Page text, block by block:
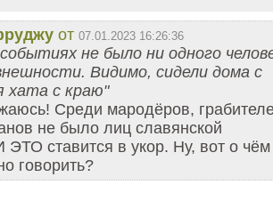
от 07.01.2023 16:26:36
не было ни одного
Видимо, сидели дома с
хата с краю"
Среди мародёров,
не было лиц славянской
ЭТО ставится в укор. Ну, вот о чём
говорить?